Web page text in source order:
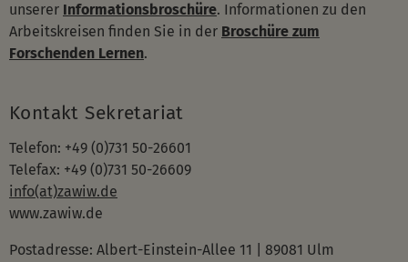
unserer Informationsbroschüre. Informationen zu den
Arbeitskreisen finden Sie in der Broschüre zum
Forschenden Lernen.
Kontakt Sekretariat
Telefon: +49 (0)731 50-26601
Telefax: +49 (0)731 50-26609
info(at)zawiw.de
www.zawiw.de
Postadresse: Albert-Einstein-Allee 11 | 89081 Ulm